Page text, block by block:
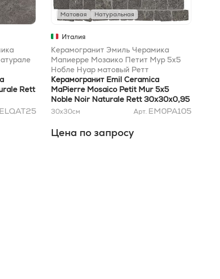
Rett
ELQAT25
Матовая Натуральная
Италия
Керамогранит Эмиль Черамика
Мапиерре Мозаико Петит Мур 5x5
Нобле Нуар матовый Ретт
30x30x0,95
Керамогранит Emil Ceramica
MaPierre Mosaico Petit Mur 5x5
Noble Noir Naturale Rett 30x30x0,95
30x30см Арт. EM0PA105
Цена по запросу